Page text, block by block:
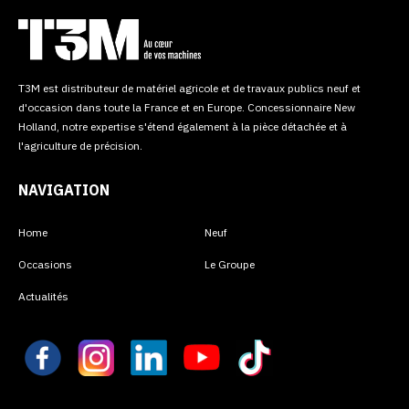
T3M est distributeur de matériel agricole et de travaux publics neuf et
d'occasion dans toute la France et en Europe. Concessionnaire New
Holland, notre expertise s'étend également à la pièce détachée et à
l'agriculture de précision.
NAVIGATION
Home Neuf
Occasions Le Groupe
Actualités